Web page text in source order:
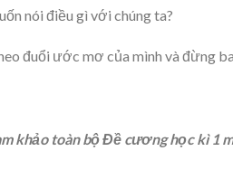
nói điều gì với chúng ta?
đuổi ước mơ của mình và đừng
khảo toàn bộ Đề cương học kì 1